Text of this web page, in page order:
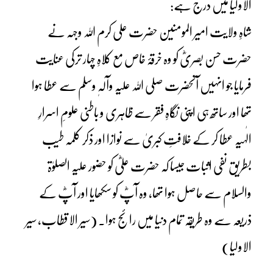
الاولیا میں درج ہے:
شاہِ ولایت امیر المومنین حضرت علی کرم اللہ وجہہ نے
حضرت حسن بصریؓ کو وہ خرقۂ خاص مع کلاہِ چہار ترکی عنایت
فرمایا جو انہیں آنحضرت صلی اللہ علیہ وآلہٖ وسلم سے عطا ہوا
تھا اور ساتھ ہی اپنی نگاہِ فقر سے ظاہری و باطنی علومِ اسرارِ
الٰہیہ عطا کر کے خلافتِ کبریٰ سے نوازا اور ذکر کلمہ طیب
بطریق نفی اثبات جیسا کہ حضرت علیؓ کو حضور علیہ الصلوٰۃ
والسلام سے حاصل ہوا تھا، وہ آپؓ کو سکھایا اور آپؓ کے
ذریعہ سے وہ طریقہ تمام دنیا میں رائج ہوا۔ (سیر الاقطاب، سیر
الاولیا)